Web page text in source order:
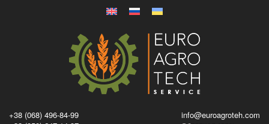
+38 (068) 496-84-99
info@euroagroteh.com